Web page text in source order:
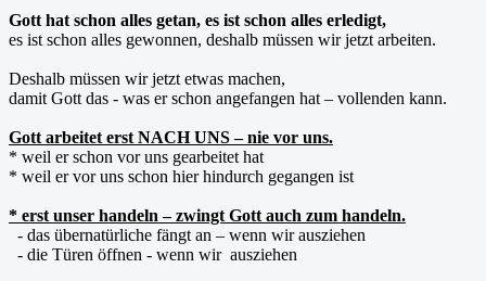
Gott hat schon alles getan, es ist schon alles erledigt,
es ist schon alles gewonnen, deshalb müssen wir jetzt arbeiten.
Deshalb müssen wir jetzt etwas machen,
damit Gott das - was er schon angefangen hat – vollenden kann.
Gott arbeitet erst NACH UNS – nie vor uns.
* weil er schon vor uns gearbeitet hat
* weil er vor uns schon hier hindurch gegangen ist
* erst unser handeln – zwingt Gott auch zum handeln.
- das übernatürliche fängt an – wenn wir ausziehen
- die Türen öffnen - wenn wir ausziehen